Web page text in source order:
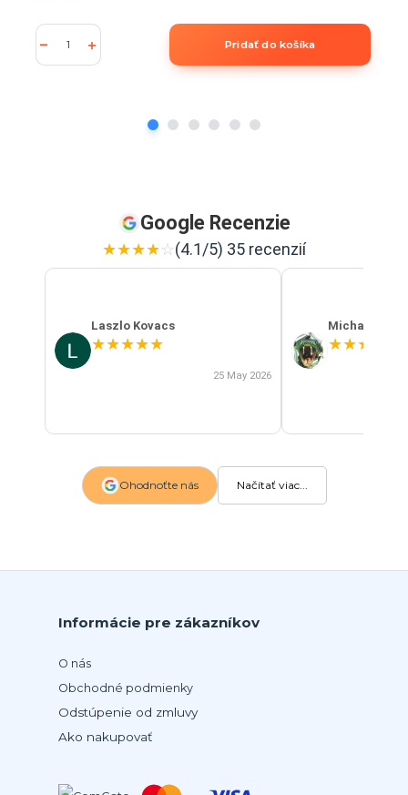
Pridať do košíka
Google Recenzie
★★★★☆(4.1/5) 35 recenzií
Laszlo Kovacs
★★★★★
25 May 2026
Michal Szabo
★★★
Ohodnoťte nás Načítať viac...
Informácie pre zákazníkov
O nás
Obchodné podmienky
Odstúpenie od zmluvy
Ako nakupovať